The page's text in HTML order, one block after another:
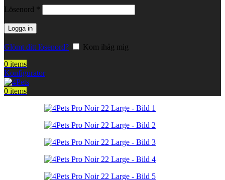
Lösenord *
Logga in
Glömt ditt lösenord?
Kom ihåg mig
0 items
Konfigurator
0 items